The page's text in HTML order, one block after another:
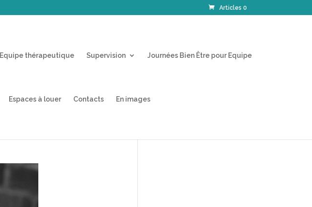
Articles 0
Equipe thérapeutique Supervision Journées Bien Être pour Equipe
Espaces à louer Contacts En images